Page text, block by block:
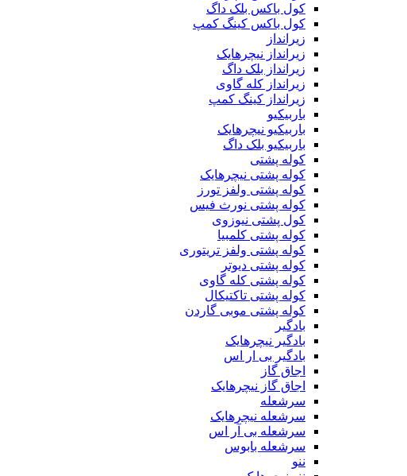
کول باکس بلک داگ
کول باکس کینگ کمپ
زیرانداز
زیرانداز نیچرهایک
زیرانداز بلک داگ
زیرانداز کله گاوی
زیرانداز کینگ کمپ
باربیکیو
باربیکیو نیچرهایک
باربیکیو بلک داگ
کوله پشتی
کوله پشتی نیچرهایک
کوله پشتی ولفز تورز
کوله پشتی نورث فیس
کول پشتی نیوزوی
کوله پشتی کلمبیا
کوله پشتی ولفز تریتوری
کوله پشتی دیوتر
کوله پشتی کله گاوی
کوله پشتی تاکتیکال
کوله پشتی موبی گاردن
بادگیر
بادگیر نیچرهایک
بادگیر بی ار اس
اجاق گاز
اجاق گاز نیچرهایک
سرشعله
سرشعله نیچرهایک
سرشعله بی آر اس
سرشعله بابوس
ننو